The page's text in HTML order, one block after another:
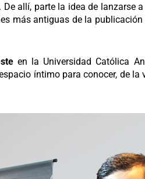
allí, parte la idea de lanzarse
más antiguas de la
en la Universidad Católica
íntimo para conocer, de la